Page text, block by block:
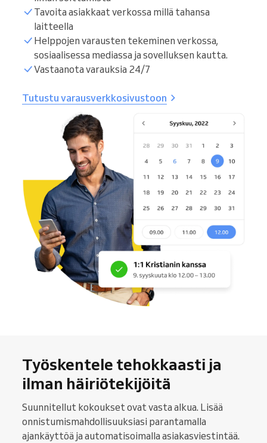
Tavoita asiakkaat verkossa millä tahansa
laitteella
Helppojen varausten tekeminen verkossa,
sosiaalisessa mediassa ja sovelluksen kautta.
Vastaanota varauksia 24/7
Tutustu varausverkkosivustoon
Työskentele tehokkaasti ja
ilman häiriötekijöitä
Suunnitellut kokoukset ovat vasta alkua. Lisää
onnistumismahdollisuuksiasi parantamalla
ajankäyttöä ja automatisoimalla asiakasviestintää.